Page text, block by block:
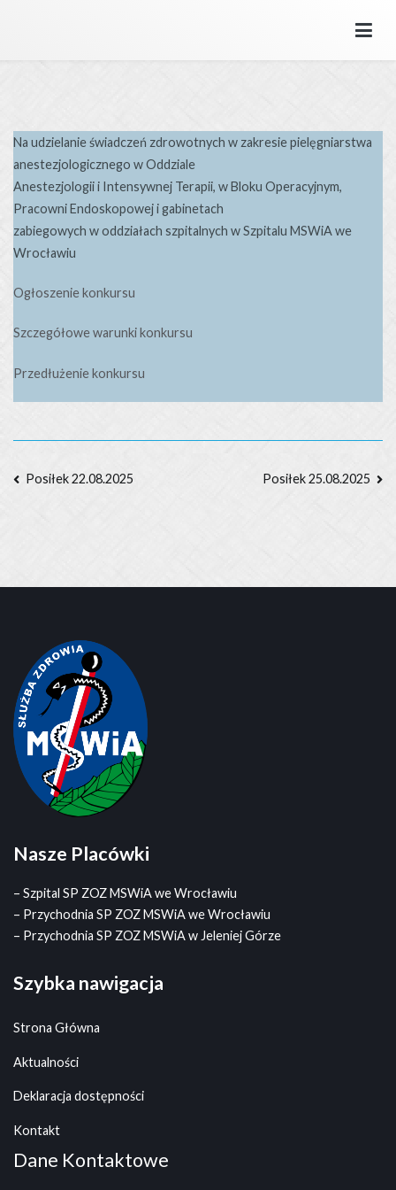
Na udzielanie świadczeń zdrowotnych w zakresie pielęgniarstwa
anestezjologicznego w Oddziale
Anestezjologii i Intensywnej Terapii, w Bloku Operacyjnym,
Pracowni Endoskopowej i gabinetach
zabiegowych w oddziałach szpitalnych w Szpitalu MSWiA we
Wrocławiu
Ogłoszenie konkursu
Szczegółowe warunki konkursu
Przedłużenie konkursu
Nawigacja
Posiłek 22.08.2025 Posiłek 25.08.2025
Nasze Placówki
– Szpital SP ZOZ MSWiA we Wrocławiu
– Przychodnia SP ZOZ MSWiA we Wrocławiu
– Przychodnia SP ZOZ MSWiA w Jeleniej Górze
Szybka nawigacja
Strona Główna
Aktualności
Deklaracja dostępności
Kontakt
Dane Kontaktowe